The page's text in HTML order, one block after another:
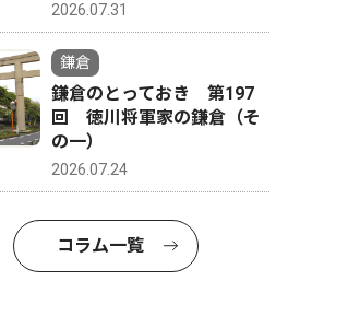
2026.07.31
鎌倉
鎌倉のとっておき 第197
回 徳川将軍家の鎌倉（そ
の一）
2026.07.24
コラム一覧